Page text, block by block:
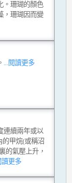
。珊瑚的顏色
，珊瑚因而變
...閱讀更多
連續兩年或以
的甲烷(或稱沼
的氣壓上升，
讀更多